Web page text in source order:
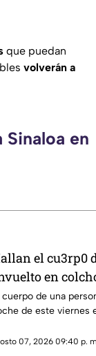
que puedan
volverán a
en
el cu3rp0
en
Culiacán
cuerpo de una
de este viernes
07, 2026 09:40 p.